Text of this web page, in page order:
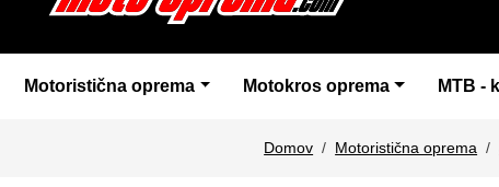
Motoristična oprema Motokros oprema MTB -
Domov Motoristična oprema